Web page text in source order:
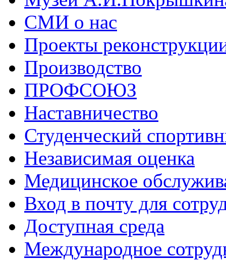
СМИ о нас
Проекты
Производство
ПРОФСОЮЗ
Наставничество
Студенческий
Независимая оценка
Медицинское
Вход в почту для
Доступная среда
Международное